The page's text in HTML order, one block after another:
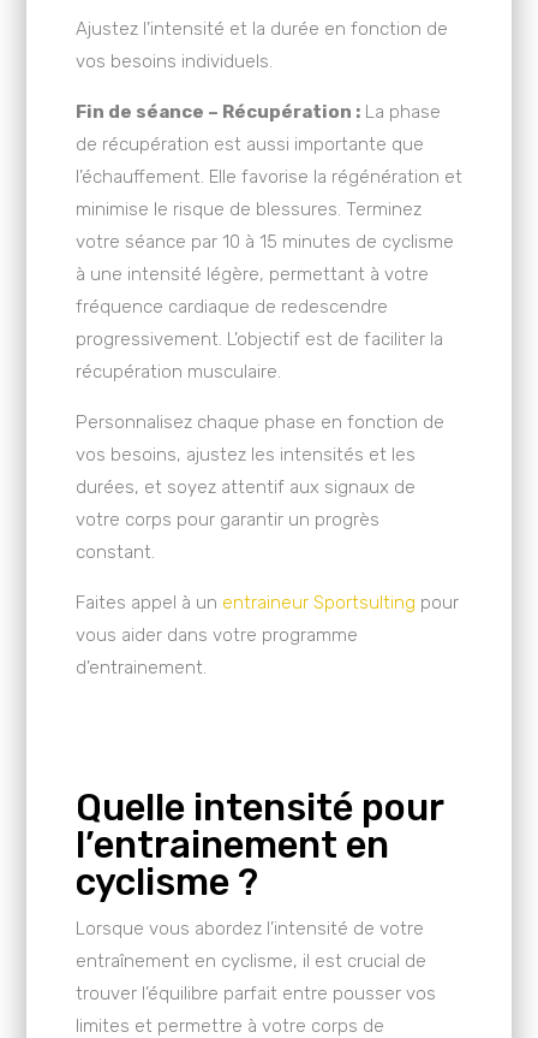
Ajustez l’intensité et la durée en fonction de
vos besoins individuels.
Fin de séance – Récupération :La phase
de récupération est aussi importante que
l’échauffement. Elle favorise la régénération et
minimise le risque de blessures. Terminez
votre séance par 10 à 15 minutes de cyclisme
à une intensité légère, permettant à votre
fréquence cardiaque de redescendre
progressivement. L’objectif est de faciliter la
récupération musculaire.
Personnalisez chaque phase en fonction de
vos besoins, ajustez les intensités et les
durées, et soyez attentif aux signaux de
votre corps pour garantir un progrès
constant.
Faites appel à un entraineur Sportsulting pour
vous aider dans votre programme
d’entrainement.
Quelle intensité pour
l’entrainement en
cyclisme ?
Lorsque vous abordez l’intensité de votre
entraînement en cyclisme, il est crucial de
trouver l’équilibre parfait entre pousser vos
limites et permettre à votre corps de